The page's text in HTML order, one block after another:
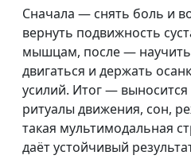
Сначала — снять боль и
вернуть подвижность
мышцам, после —
двигаться и держать
усилий. Итог —
ритуалы движения, сон,
такая мультимодальная
даёт устойчивый